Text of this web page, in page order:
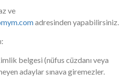
ve
adresinden yapabilirsiniz.
belgesi (nüfus cüzdanı veya
adaylar sınava giremezler.